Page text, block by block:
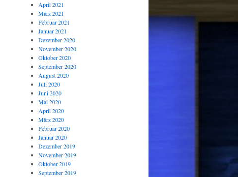
April 2021
März 2021
Februar 2021
Januar 2021
Dezember 2020
November 2020
Oktober 2020
September 2020
August 2020
Juli 2020
Juni 2020
Mai 2020
April 2020
März 2020
Februar 2020
Januar 2020
Dezember 2019
November 2019
Oktober 2019
September 2019